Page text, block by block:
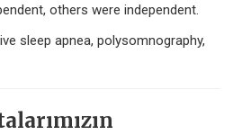
others were independent.
sleep apnea, polysomnography,